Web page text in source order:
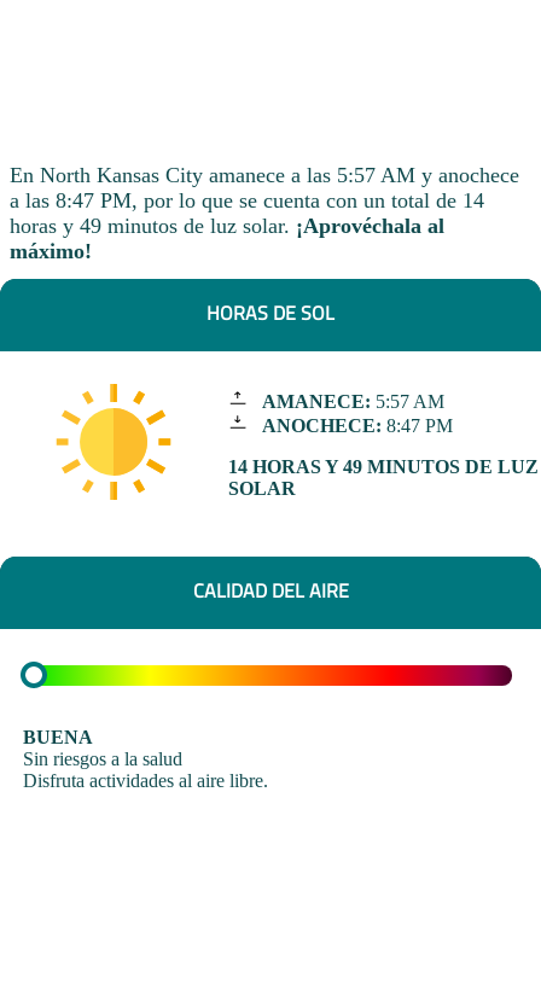
En North Kansas City amanece a las 5:57 AM y anochece
a las 8:47 PM, por lo que se cuenta con un total de 14
horas y 49 minutos de luz solar. ¡Aprovéchala al
máximo!
HORAS DE SOL
AMANECE: 5:57 AM
ANOCHECE: 8:47 PM
14 HORAS Y 49 MINUTOS DE LUZ
SOLAR
CALIDAD DEL AIRE
BUENA
Sin riesgos a la salud
Disfruta actividades al aire libre.